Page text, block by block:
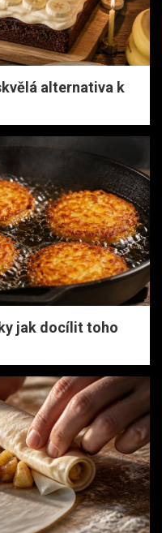
alternativa k
jak docílit toho